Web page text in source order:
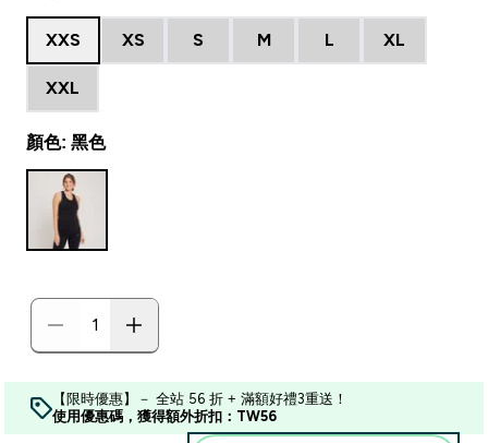
XXS XS S M L XL
XXL
顏色: 黑色
【限時優惠】－ 全站 56 折 + 滿額好禮3重送！
使用優惠碼，獲得額外折扣：TW56